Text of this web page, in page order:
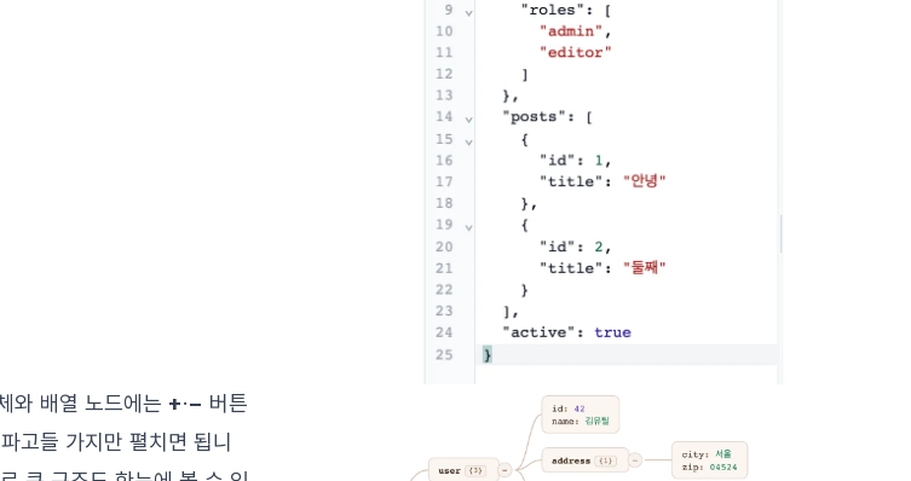
와 배열 노드에는 +·− 버튼
고들 가지만 펼치면 됩니